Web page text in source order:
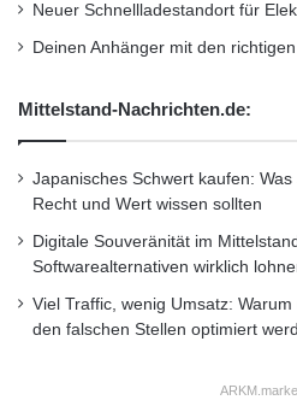
Flugrost
Schönheitskur
Neuer Schnellladestandort für
Deinen Anhänger mit den
Mittelstand-Nachrichten.de:
Japanisches Schwert kaufen:
Recht und Wert wissen sollten
Digitale Souveränität im
Softwarealternativen wirklich
Viel Traffic, wenig Umsatz:
den falschen Stellen optimiert